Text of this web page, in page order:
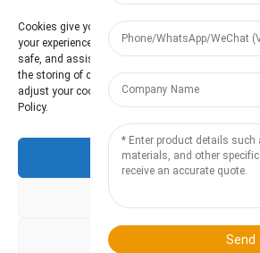
Baoding Te'anzhou Elektron Texnologiyaları
Resource
Send
Cookies give you a personalized experience.
your experience using our website, simplify
safe, and assist in our marketing efforts. By
the storing of cookies on your device for these
adjust your cookie preferences. For more
Policy.
Accept